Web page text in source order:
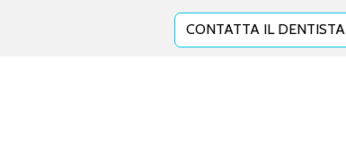
CONTATTA IL DENTISTA